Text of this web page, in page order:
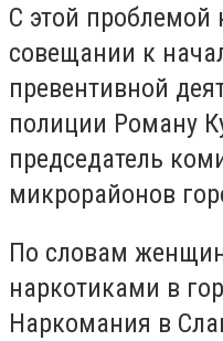
С этой проблемой
совещании к
превентивной
полиции Роману
председатель
микрорайонов
По словам
наркотиками в
Наркомания в